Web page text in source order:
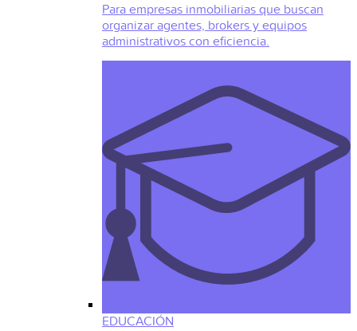
Para empresas inmobiliarias que buscan
organizar agentes, brokers y equipos
administrativos con eficiencia.
EDUCACIÓN